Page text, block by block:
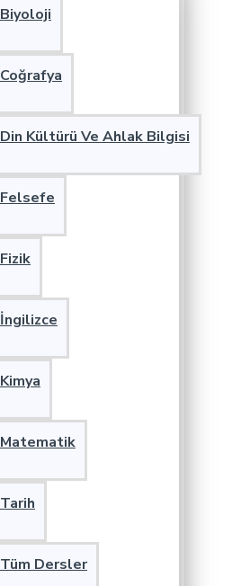
Biyoloji
Coğrafya
Din Kültürü Ve Ahlak Bilgisi
Felsefe
Fizik
İngilizce
Kimya
Matematik
Tarih
Tüm Dersler